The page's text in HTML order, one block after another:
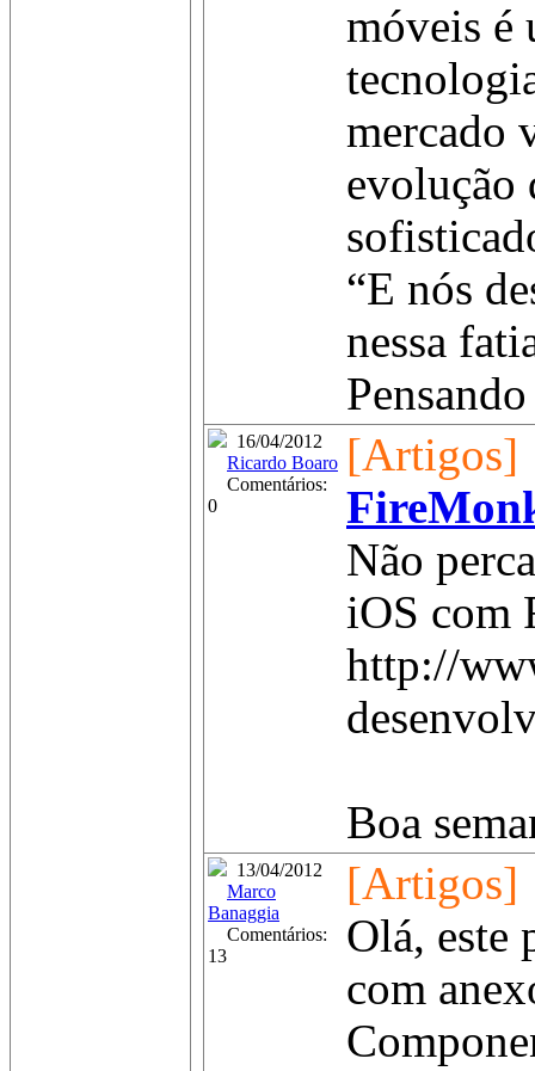
móveis é
mercado
evolução
“E nós
nessa
16/04/2012
Ricardo Boaro
Comentários:
0
[Artigos]
Não
iOS com
http://
Boa
13/04/2012
Marco
Banaggia
Comentários:
13
[Artigos]
Olá, este
com